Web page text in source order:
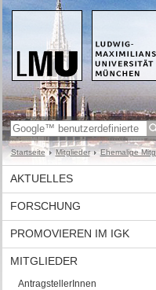
Startseite Mitglieder Ehemalige
AKTUELLES
FORSCHUNG
PROMOVIEREN IM IGK
MITGLIEDER
AntragstellerInnen